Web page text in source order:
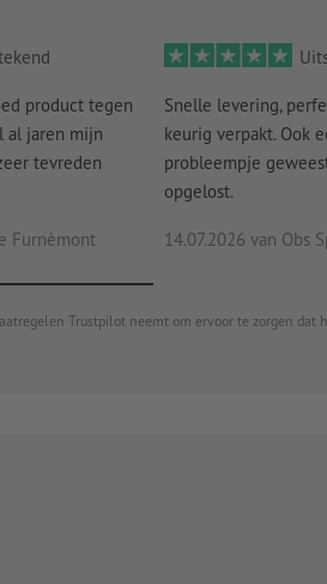
product tegen
al jaren mijn
tevreden
Furnèmont
Snelle levering,
keurig verpakt. Ook
probleempje
opgelost.
14.07.2026 van Obs
Trustpilot neemt om ervoor te zorgen dat